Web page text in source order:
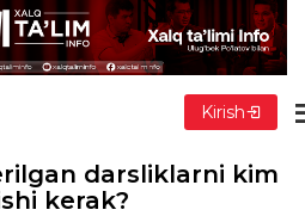
Kirish
darsliklarni kim
kerak?